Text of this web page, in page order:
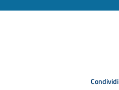
Condividi